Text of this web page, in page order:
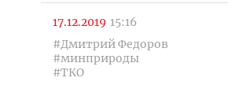
17.12.2019 15:16
#Дмитрий Федоров
#минприроды
#ТКО